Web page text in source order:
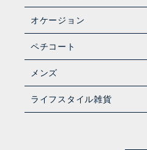
オケージョン
ペチコート
メンズ
ライフスタイル雑貨